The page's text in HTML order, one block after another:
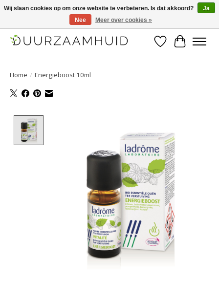
Duurzaamhuid, uw duurzame weg naar een mooie, gezonde huid.
Verlanglijst
Home / Energieboost 10ml
Wij slaan cookies op om onze website te verbeteren. Is dat akkoord?
Ja
Nee
Meer over cookies »